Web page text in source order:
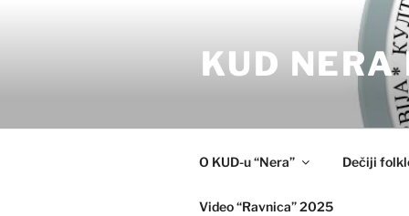
KUD
O KUD-u “Nera” Dečiji
Video “Ravnica” 2025